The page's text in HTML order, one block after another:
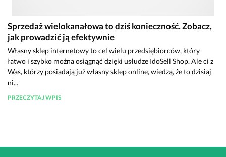
Sprzedaż wielokanałowa to dziś konieczność. Zobacz,
jak prowadzić ją efektywnie
Własny sklep internetowy to cel wielu przedsiębiorców, który
łatwo i szybko można osiągnąć dzięki usłudze IdoSell Shop. Ale ci z
Was, którzy posiadają już własny sklep online, wiedzą, że to dzisiaj
ni...
PRZECZYTAJ WPIS